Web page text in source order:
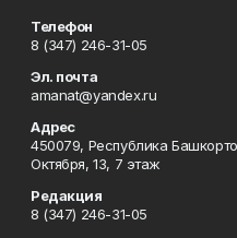
Телефон
8 (347) 246-31-05
Эл. почта
amanat@yandex.ru
Адрес
450079, Республика
Октября, 13, 7 этаж
Редакция
8 (347) 246-31-05